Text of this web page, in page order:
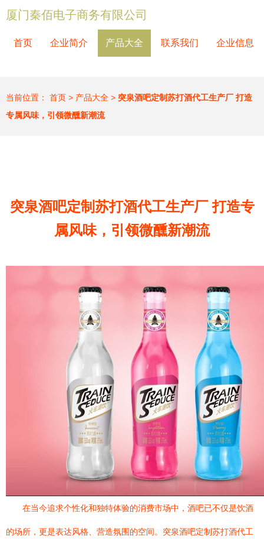
厦门秦佰电子商务有限公司
首页 企业简介 产品大全 联系我们 企业信息
当前位置： 首页 > 产品大全 > 突泉酒吧定制苏打酒代工生产厂 打造
专属风味，引领微醺新潮流
突泉酒吧定制苏打酒代工生产厂 打造专
属风味，引领微醺新潮流
在当今追求个性化和独特体验的消费市场中，酒吧已不仅是饮酒
的场所，更是表达风格、营造氛围的空间。突泉酒吧定制苏打酒代工